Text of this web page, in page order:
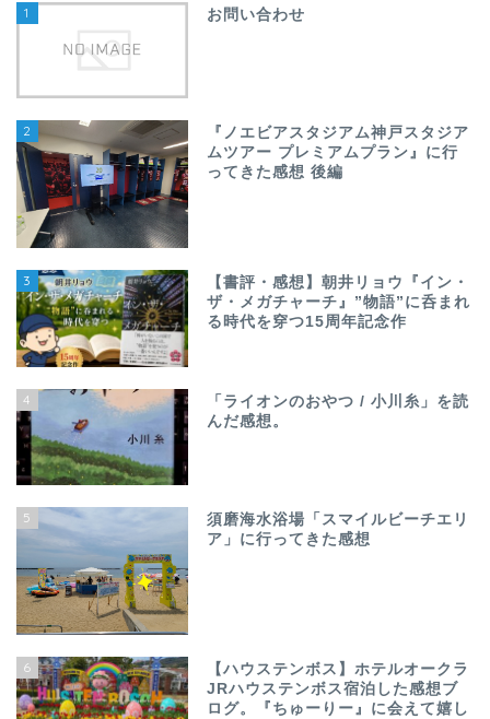
1 お問い合わせ
2
『ノエビアスタジアム神戸スタジア
ムツアー プレミアムプラン』に行
ってきた感想 後編
3
【書評・感想】朝井リョウ『イン・
ザ・メガチャーチ』”物語”に呑まれ
る時代を穿つ15周年記念作
4
「ライオンのおやつ / 小川糸」を読
んだ感想。
5
須磨海水浴場「スマイルビーチエリ
ア」に行ってきた感想
6
【ハウステンボス】ホテルオークラ
JRハウステンボス宿泊した感想ブ
ログ。『ちゅーりー』に会えて嬉し